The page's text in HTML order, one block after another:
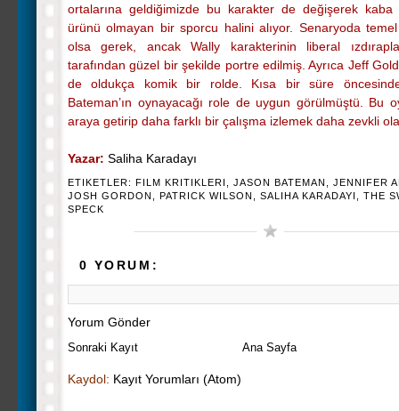
ortalarına geldiğimizde bu karakter de değişerek kaba
ürünü olmayan bir sporcu halini alıyor. Senaryoda
olsa gerek, ancak Wally karakterinin liberal
tarafından güzel bir şekilde portre edilmiş. Ayrıca Jeff
de oldukça komik bir rolde. Kısa bir süre
Bateman’ın oynayacağı role de uygun görülmüştü. Bu
araya getirip daha farklı bir çalışma izlemek daha zevkli
Yazar: Saliha Karadayı
ETIKETLER: FILM KRITIKLERI JASON BATEMAN
JENNIFER
JOSH GORDON
PATRICK WILSON SALIHA KARADAYI
THE
SPECK
0 YORUM:
Yorum Gönder
Sonraki Kayıt Ana Sayfa
Kaydol: Kayıt Yorumları (Atom)